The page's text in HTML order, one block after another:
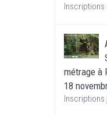
Inscriptions
métrage à
18
Inscriptions